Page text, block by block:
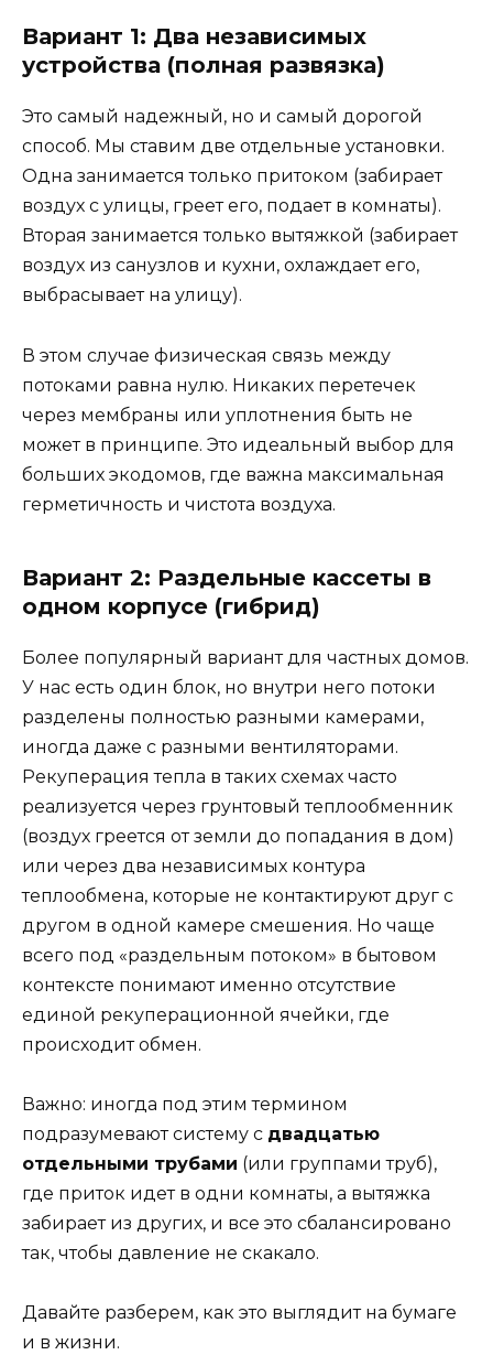
Вариант 1: Два независимых
устройства (полная развязка)
Это самый надежный, но и самый дорогой
способ. Мы ставим две отдельные установки.
Одна занимается только притоком (забирает
воздух с улицы, греет его, подает в комнаты).
Вторая занимается только вытяжкой (забирает
воздух из санузлов и кухни, охлаждает его,
выбрасывает на улицу).
В этом случае физическая связь между
потоками равна нулю. Никаких перетечек
через мембраны или уплотнения быть не
может в принципе. Это идеальный выбор для
больших экодомов, где важна максимальная
герметичность и чистота воздуха.
Вариант 2: Раздельные кассеты в
одном корпусе (гибрид)
Более популярный вариант для частных домов.
У нас есть один блок, но внутри него потоки
разделены полностью разными камерами,
иногда даже с разными вентиляторами.
Рекуперация тепла в таких схемах часто
реализуется через грунтовый теплообменник
(воздух греется от земли до попадания в дом)
или через два независимых контура
теплообмена, которые не контактируют друг с
другом в одной камере смешения. Но чаще
всего под «раздельным потоком» в бытовом
контексте понимают именно отсутствие
единой рекуперационной ячейки, где
происходит обмен.
Важно: иногда под этим термином
подразумевают систему с двадцатью
отдельными трубами (или группами труб),
где приток идет в одни комнаты, а вытяжка
забирает из других, и все это сбалансировано
так, чтобы давление не скакало.
Давайте разберем, как это выглядит на бумаге
и в жизни.